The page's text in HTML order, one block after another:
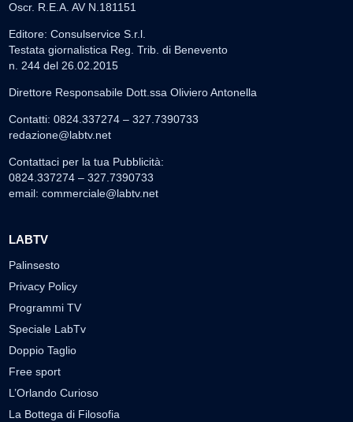
Oscr. R.E.A. AV N.181151
Editore: Consulservice S.r.l.
Testata giornalistica Reg. Trib. di Benevento
n. 244 del 26.02.2015
Direttore Responsabile Dott.ssa Oliviero Antonella
Contatti: 0824.337274 – 327.7390733
redazione@labtv.net
Contattaci per la tua Pubblicità:
0824.337274 – 327.7390733
email: commerciale@labtv.net
LABTV
Palinsesto
Privacy Policy
Programmi TV
Speciale LabTv
Doppio Taglio
Free sport
L’Orlando Curioso
La Bottega di Filosofia